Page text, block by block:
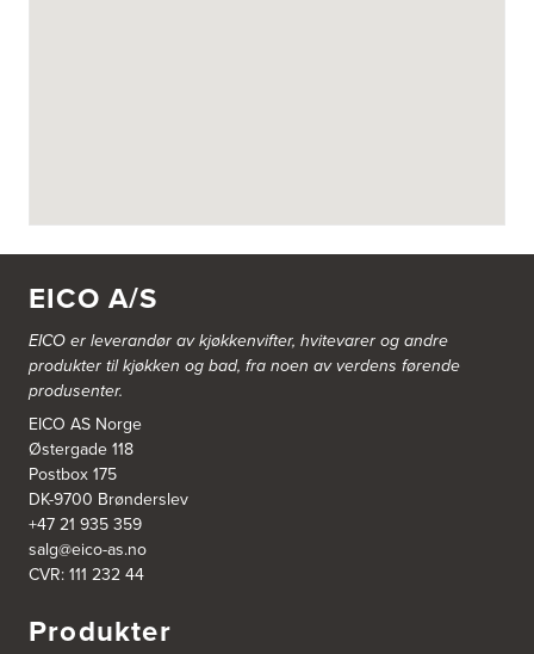
EICO A/S
EICO er leverandør av kjøkkenvifter, hvitevarer og andre
produkter til kjøkken og bad, fra noen av verdens førende
produsenter.
EICO AS Norge
Østergade 118
Postbox 175
DK-9700 Brønderslev
+47 21 935 359
salg@eico-as.no
CVR: 111 232 44
Produkter